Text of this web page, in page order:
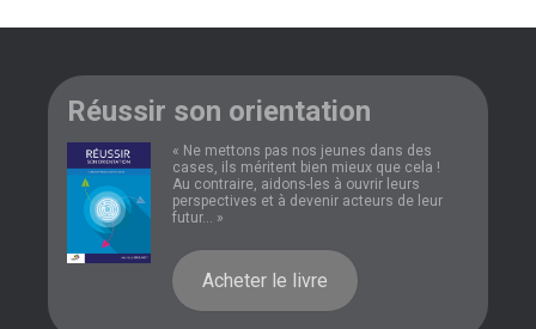
Réussir son orientation
« Ne mettons pas nos jeunes dans des
cases, ils méritent bien mieux que cela !
Au contraire, aidons-les à ouvrir leurs
perspectives et à devenir acteurs de leur
futur... »
Acheter le livre